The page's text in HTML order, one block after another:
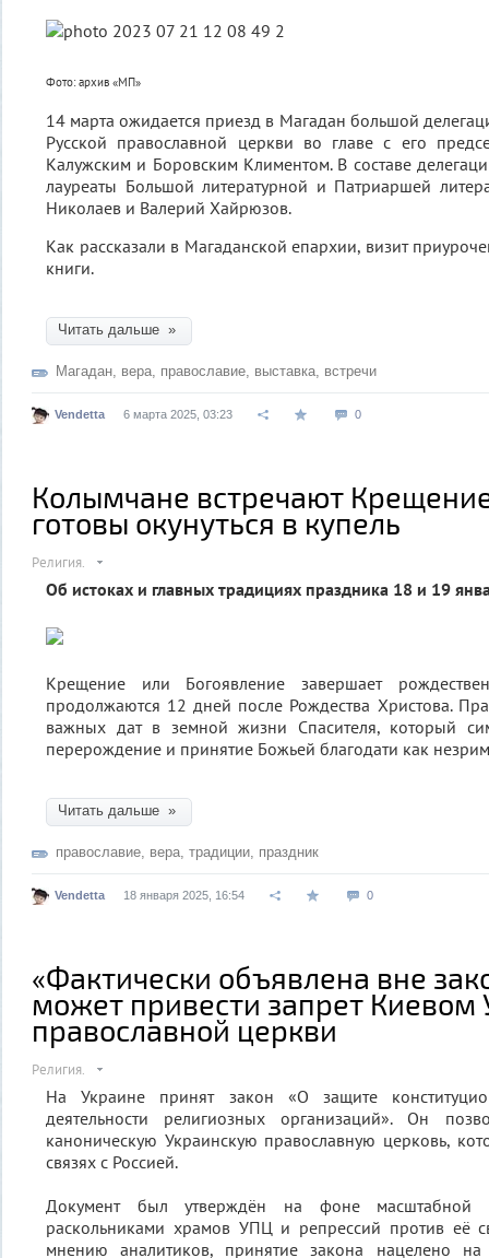
Фото: архив «МП»
14 марта ожидается приезд в Магадан большой
Русской православной церкви во главе с его
Калужским и Боровским Климентом. В составе
лауреаты Большой литературной и Патриаршей
Николаев и Валерий Хайрюзов.
Как рассказали в Магаданской епархии, визит
книги.
Читать дальше »
Магадан вера православие выставка встречи
Vendetta 6 марта 2025, 03:23 0
Колымчане встречают
готовы окунуться в купель
Религия.
Об истоках и главных традициях праздника 18 и 19
Крещение или Богоявление завершает
продолжаются 12 дней после Рождества Христова.
важных дат в земной жизни Спасителя, который
перерождение и принятие Божьей благодати как
Читать дальше »
православие вера традиции праздник
Vendetta 18 января 2025, 16:54 0
«Фактически объявлена вне
может привести запрет Киевом
православной церкви
Религия.
На Украине принят закон «О защите
деятельности религиозных организаций». Он
каноническую Украинскую православную церковь,
связях с Россией.
Документ был утверждён на фоне масштабной
раскольниками храмов УПЦ и репрессий против её
мнению аналитиков, принятие закона нацелено на